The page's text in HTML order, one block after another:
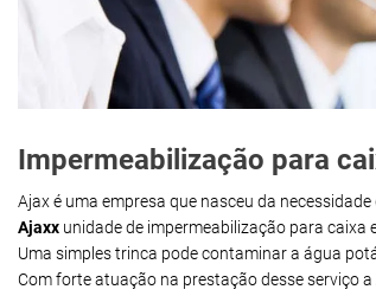
Impermeabilização para
Ajax é uma empresa que nasceu da
Ajaxx unidade de impermeabilização para caixa
Uma simples trinca pode contaminar a água
Com forte atuação na prestação desse serviço a